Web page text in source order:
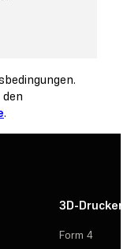
.
3D-Drucker
Form 4